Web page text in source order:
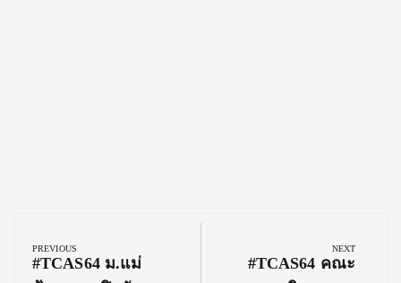
navigation
PREVIOUS
Previous
#TCAS64 ม.แม่
NEXT
Next
#TCAS64 คณะ